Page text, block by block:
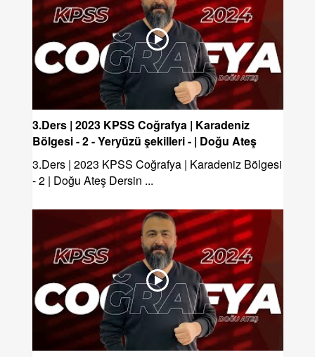
3.Ders | 2023 KPSS Coğrafya | Karadeniz
Bölgesi - 2 - Yeryüzü şekilleri - | Doğu Ateş
3.Ders | 2023 KPSS Coğrafya | Karadeniz Bölgesi
- 2 | Doğu Ateş Dersin ...